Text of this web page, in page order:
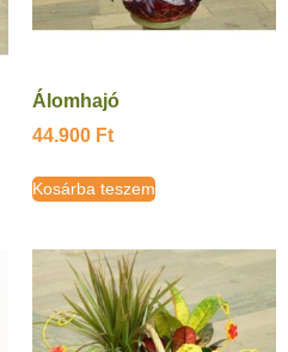
Álomhajó
44.900 Ft
Kosárba teszem